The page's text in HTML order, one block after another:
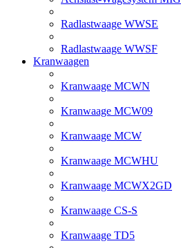
Radlastwaage WWSE
Radlastwaage WWSF
Kranwaagen
Kranwaage MCWN
Kranwaage MCW09
Kranwaage MCW
Kranwaage MCWHU
Kranwaage MCWX2GD
Kranwaage CS-S
Kranwaage TD5